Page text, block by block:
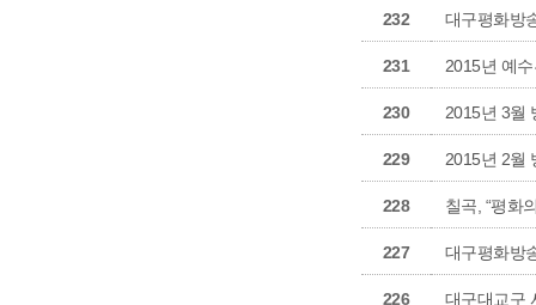
232 대구평화방
231 2015년 예
230 2015년 3월
229 2015년 2월
228 칠곡, “평화
227 대구평화방
226 대구대교구